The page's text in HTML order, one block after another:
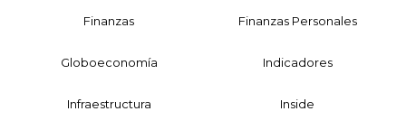
Finanzas Finanzas Personales
Globoeconomía Indicadores
Infraestructura Inside